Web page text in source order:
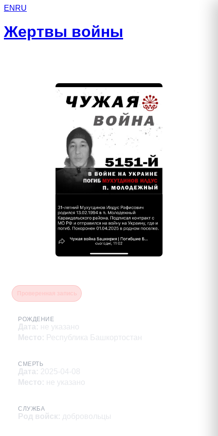
EN RU
Жертвы войны
РОЖДЕНИЕ
Дата: не указано
Место: Республика Башкортостан
СМЕРТЬ
Дата: 2025-04-08
Место: не указано
СЛУЖБА
Род войск: добровольцы